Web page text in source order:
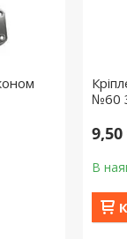
№60
9,50
В